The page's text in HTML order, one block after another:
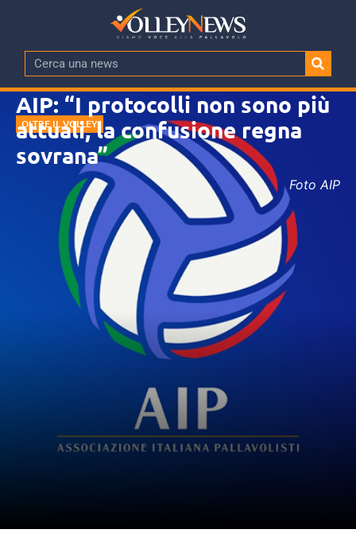
OLTRE IL VOLLEY
AIP: “I protocolli non sono più
attuali, la confusione regna
sovrana”
Foto AIP